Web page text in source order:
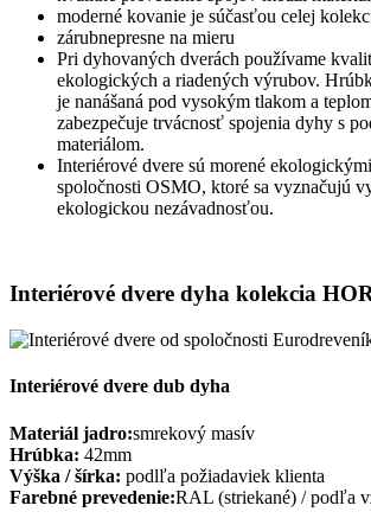
moderné kovanie je súčasťou celej
zárubnepresne na mieru
Pri dyhovaných dverách používame
ekologických a riadených výrubov.
je nanášaná pod vysokým tlakom a
zabezpečuje trvácnosť spojenia dyhy s
materiálom.
Interiérové dvere sú morené
spoločnosti OSMO, ktoré sa vyznačujú
ekologickou nezávadnosťou.
Interiérové dvere dyha kolekcia
Interiérové dvere dub dyha
Materiál jadro:smrekový masív
Hrúbka: 42mm
Výška / šírka: podlľa požiadaviek klienta
Farebné prevedenie:RAL (striekané) / podľa